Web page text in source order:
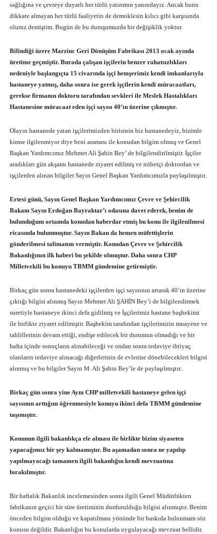
sağlığına ve çevreye duyarlı her türlü yatırımın yanındayız. Ancak bunu
dikkate almayan her türlü faaliyetin de demoklesin kılıcı gibi karşısında
oluruz demiştim. Bugün de bu duruşumuzda bir değişiklik yoktur.
Bilindiği üzere Marzinc Geri Dönüşüm Fabrikası 2013 ocak ayında
üretime geçmiştir. Burada çalışan işçilerin benzer rahatsızlıkları
nedeniyle başlangıçta 15 civarında işçi hemşerimiz kendi imkanlarıyla
hastaneye yatmış, daha sonra ise gerek işçilerin kendi müracaatları,
gerekse firmanın doktoru tarafından sevkleri ile Meslek Hastalıkları
Hastanesine müracaat eden işçi sayısı 40’ın üzerine çıkmıştır.
Olayın hastanede yatan işçilerimizden birisinin biz hastanedeyiz, bizimle
kimse ilgilenmiyor diye beni araması ile konudan bilgim olmuş ve Genel
Başkan Yardımcımız Mehmet Ali Şahin Bey’ de bilgilendirilmiştir. İşçiler
aradıkları gün akşamı hastanede ziyaret edilmiş ve nöbetçi doktordan ve
işçilerden alınan bilgiler Sayın Genel Başkan Yardımcımızla paylaşılmıştır.
Ertesi günü, Sayın Genel Başkan Yardımcımız Çevre ve Şehircilik
Bakanı Sayın Erdoğan Bayraktar’ı odasına davet ederek, benim de
bulunduğum ortamda konudan haberdar etmiş bu konu ile ilgilenilmesi
ricasında bulunmuştur. Sayın Bakan da hemen müfettişlerin
gönderilmesi talimatını vermiştir. Konudan Çevre ve Şehircilik
Bakanlığının ilk haberi bu şekilde olmuştur. Daha sonra CHP
Milletvekili bu konuyu TBMM gündemine getirmiştir.
Birkaç gün sonra hastanedeki işçilerden işçi sayısının artarak 40’ın üzerine
çıktığı bilgisi alınmış Sayın Mehmet Ali ŞAHİN Bey’i de bilgilendirmek
suretiyle hastaneye ikinci defa gidilmiş ve İşçilerimiz hastane başhekimi
ile birlikte ziyaret edilmiştir. Başhekim tarafından işçilerimizin muayene ve
tahlillerinin devam ettiği, endişe edilecek bir durumun olmadığı ve bir
hafta içinde sonuçların alınabileceği ve ondan sonra tedaviye ihtiyaç
olanların tedaviye alınacağı diğerlerinin de evlerine dönebilecekleri bilgisi
alınmış ve bu bilgiler Sayın M. Ali Şahin Bey’le de paylaşılmıştır..
Birkaç gün sonra yine Aynı CHP milletvekili hastaneye gelen işçi
sayısının arttığını öğrenmesiyle konuyu ikinci defa TBMM gündemine
taşımıştır.
Konunun ilgili bakanlıkça ele alması ile birlikte bizim siyaseten
yapacağımız bir şey kalmamıştır. Bu aşamadan sonra ne yapılıp
yapılmayacağı tamamen ilgili bakanlığın kendi mevzuatına
bırakılmıştır.
Bir haftalık Bakanlık incelemesinden sonra ilgili Genel Müdürlükten
fabrikanın geçici bir süre üretiminin durdurulduğu bilgisi alınmıştır. Benim
önceden bilgim olduğu ve kapatılması yönünde bir baskıda bulunmam söz
konusu değildir. Bakanlığın bu konularda uygulayacağı mevzuat bellidir.